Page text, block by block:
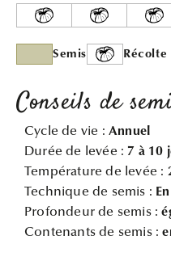
Semis Récolte
Conseils de
Cycle de vie : Annuel
Durée de levée : 7 à 10
Température de levée :
Technique de semis :
Profondeur de semis :
Contenants de semis :